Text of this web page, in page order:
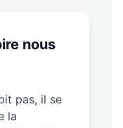
nous
pas, il se
la